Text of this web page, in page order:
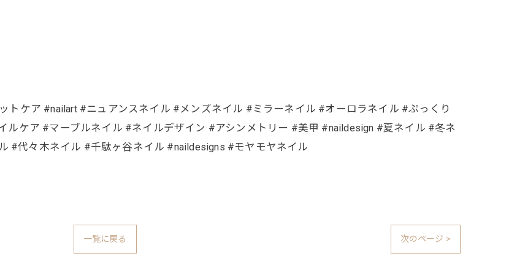
ケア #nailart #ニュアンスネイル #メンズネイル #ミラーネイル #オーロラネイル #ぷっくり
ケア #マーブルネイル #ネイルデザイン #アシンメトリー #美甲 #naildesign #夏ネイル #冬ネ
#代々木ネイル #千駄ヶ谷ネイル #naildesigns #モヤモヤネイル
一覧に戻る 次のページ >